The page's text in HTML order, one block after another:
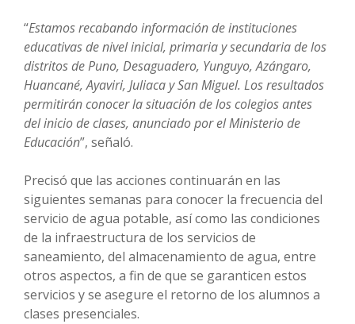
“Estamos recabando información de instituciones
educativas de nivel inicial, primaria y secundaria de los
distritos de Puno, Desaguadero, Yunguyo, Azángaro,
Huancané, Ayaviri, Juliaca y San Miguel. Los resultados
permitirán conocer la situación de los colegios antes
del inicio de clases, anunciado por el Ministerio de
Educación”, señaló.
Precisó que las acciones continuarán en las
siguientes semanas para conocer la frecuencia del
servicio de agua potable, así como las condiciones
de la infraestructura de los servicios de
saneamiento, del almacenamiento de agua, entre
otros aspectos, a fin de que se garanticen estos
servicios y se asegure el retorno de los alumnos a
clases presenciales.